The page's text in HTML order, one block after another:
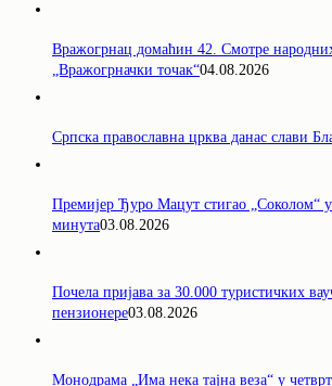
Вражогрнац домаћин 42. Смотре
„Вражогрначки точак“04.08.2026
Српска православна црква данас слави
Премијер Ђуро Мацут стигао „Соколом“
минута03.08.2026
Почела пријава за 30.000 туристичких
пензионере03.08.2026
Монодрама „Има нека тајна веза“ у